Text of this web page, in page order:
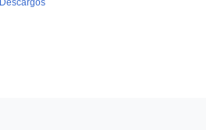
Descargos